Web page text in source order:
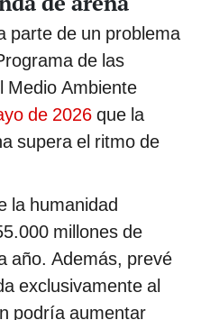
parte de un problema
de las
Medio Ambiente
de 2026 que la
supera el ritmo de
la humanidad
millones de
año. Además, prevé
exclusivamente al
podría aumentar